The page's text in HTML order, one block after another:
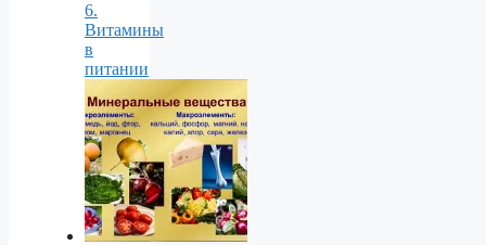
6.
Витамины
в
питании